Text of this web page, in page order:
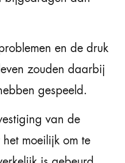
en de druk
zouden daarbij
gespeeld.
van de
moeilijk om te